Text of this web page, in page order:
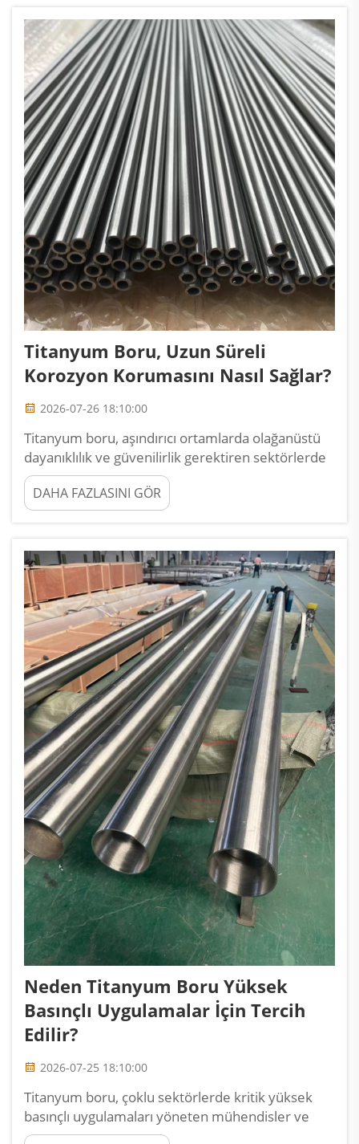
Titanyum Boru, Uzun Süreli
Korozyon Korumasını Nasıl Sağlar?
2026-07-26 18:10:00
Titanyum boru, aşındırıcı ortamlarda olağanüstü
dayanıklılık ve güvenilirlik gerektiren sektörlerde
kritik bir malzeme seçimi haline gelmiştir.
Titanyum borunun uzun süreli korozyon
korumasını nasıl sağladığını anlamak, temel
DAHA FAZLASINI GÖR
Neden Titanyum Boru Yüksek
Basınçlı Uygulamalar İçin Tercih
Edilir?
2026-07-25 18:10:00
Titanyum boru, çoklu sektörlerde kritik yüksek
basınçlı uygulamaları yöneten mühendisler ve
operatörler için tercih edilen malzeme haline